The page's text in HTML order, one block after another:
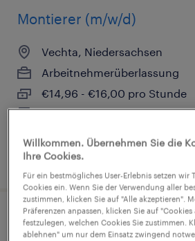
Montierer (m/w/d)
Vechta, Niedersachsen
Arbeitnehmerüberlassung
€14,96 - €16,00 pro Stunde
Industrie und Handwerk
1. August 2026
Schweißer (m/w/d)
Willkommen. Übernehmen Sie die
Ihre Cookies.
Für ein bestmögliches User-Erlebnis setzen wir
Cookies ein. Wenn Sie der Verwendung aller
zustimmen, klicken Sie auf "Alle akzeptieren".
Präferenzen anpassen, klicken Sie auf "Cookies
festzulegen, welchen Cookies Sie zustimmen.
ablehnen" um nur dem Einsatz zwingend